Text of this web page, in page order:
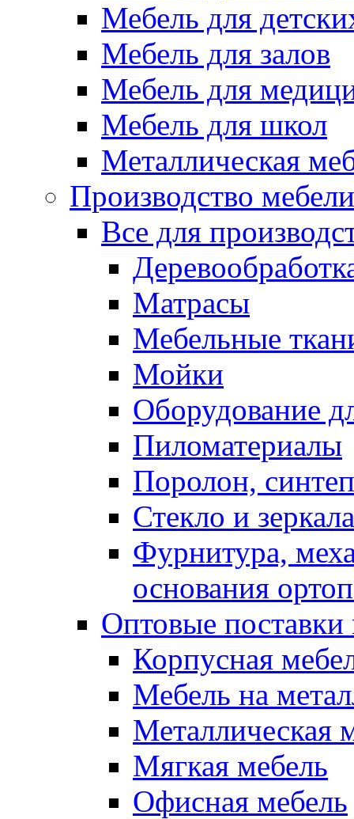
Мебель для
Мебель для залов
Мебель для
Мебель для школ
Металлическая
Производство мебели
Все для
Матрасы
Мебельные
Мойки
Оборудование
Пиломатериалы
Поролон,
Стекло и зеркала
Фурнитура,
основания
Оптовые поставки
Корпусная
Мебель на
Металлическая
Мягкая мебель
Офисная мебель